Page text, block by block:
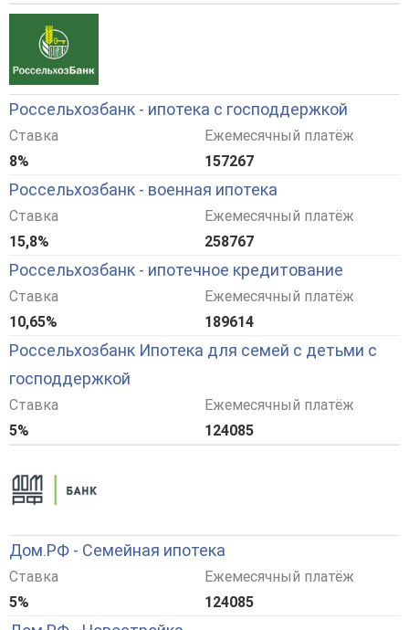
Россельхозбанк - ипотека с господдержкой
Ставка
8%
Ежемесячный платёж
157267
Россельхозбанк - военная ипотека
Ставка
15,8%
Ежемесячный платёж
258767
Россельхозбанк - ипотечное кредитование
Ставка
10,65%
Ежемесячный платёж
189614
Россельхозбанк Ипотека для семей с детьми с
господдержкой
Ставка
5%
Ежемесячный платёж
124085
Дом.РФ - Семейная ипотека
Ставка
5%
Ежемесячный платёж
124085